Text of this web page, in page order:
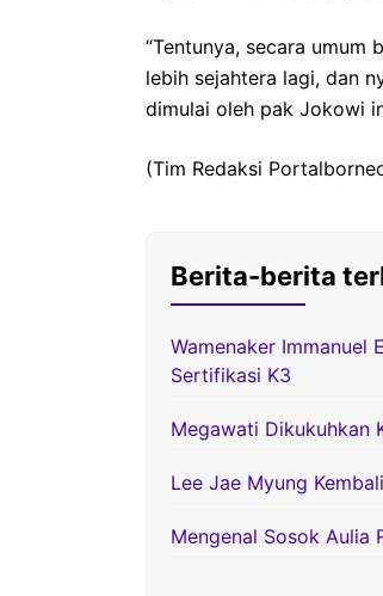
“Tentunya, secara umum
lebih sejahtera lagi, dan
dimulai oleh pak Jokowi
(Tim Redaksi
Berita-berita
Wamenaker Immanuel
Sertifikasi K3
Megawati Dikukuhkan
Lee Jae Myung
Mengenal Sosok Aulia